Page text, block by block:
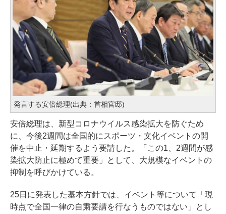
発言する安倍総理(出典：首相官邸)
安倍総理は、新型コロナウイルス感染拡大を防ぐため
に、今後2週間は全国的にスポーツ・文化イベントの開
催を中止・延期するよう要請した。「この1、2週間が感
染拡大防止に極めて重要」として、大規模なイベントの
抑制を呼びかけている。
25日に発表した基本方針では、イベント等について「現
時点で全国一律の自粛要請を行なうものではない」とし